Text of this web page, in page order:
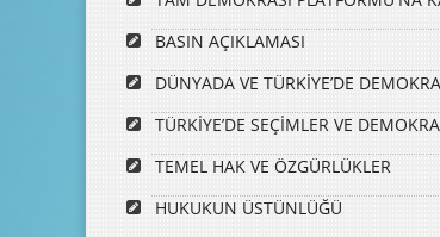
BASIN AÇIKLAMASI
DÜNYADA VE TÜRKİYE’DE
TÜRKİYE’DE SEÇİMLER VE
TEMEL HAK VE ÖZGÜRLÜKLER
HUKUKUN ÜSTÜNLÜĞÜ